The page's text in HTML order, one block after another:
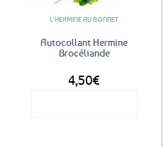
L'HERMINE AU BONNET
Autocollant Hermine
Brocéliande
4,50€